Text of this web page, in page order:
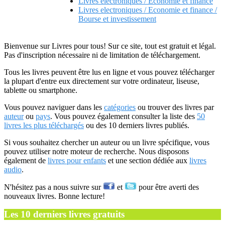
Livres electroniques / Economie et finance /
Bourse et investissement
Bienvenue sur Livres pour tous! Sur ce site, tout est gratuit et légal.
Pas d'inscription nécessaire ni de limitation de téléchargement.
Tous les livres peuvent être lus en ligne et vous pouvez télécharger
la plupart d'entre eux directement sur votre ordinateur, liseuse,
tablette ou smartphone.
Vous pouvez naviguer dans les catégories ou trouver des livres par
auteurou pays. Vous pouvez également consulter la liste des 50
livres les plus téléchargés ou des 10 derniers livres publiés.
Si vous souhaitez chercher un auteur ou un livre spécifique, vous
pouvez utiliser notre moteur de recherche. Nous disposons
également de livres pour enfants et une section dédiée aux livres
audio.
N'hésitez pas a nous suivre sur et
pour être averti des
nouveaux livres. Bonne lecture!
Les 10 derniers livres gratuits